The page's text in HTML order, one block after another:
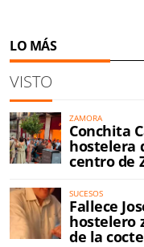
LO MÁS
VISTO
ZAMORA
Conchita
hostelera
centro de
SUCESOS
Fallece
hostelero
de la